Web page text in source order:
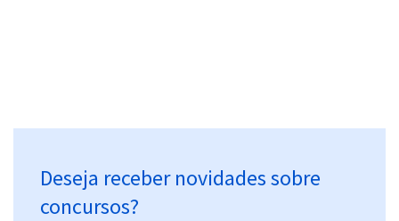
Deseja receber novidades sobre
concursos?